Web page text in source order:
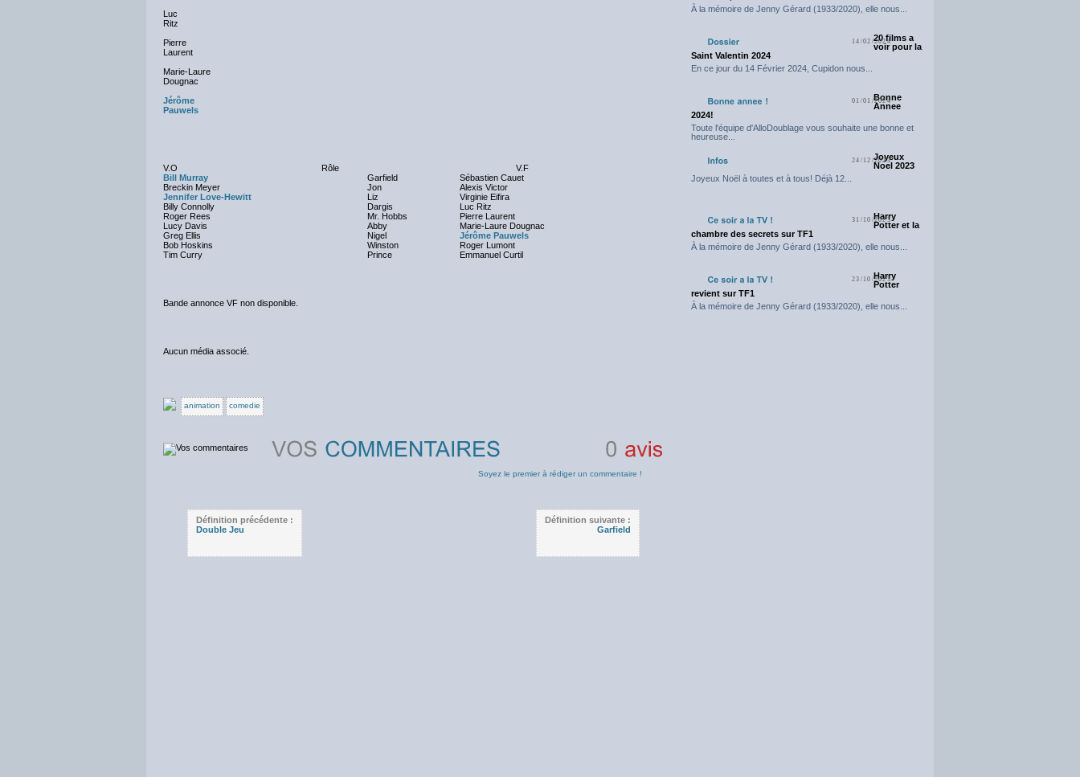
Luc
Ritz
Pierre
Laurent
Marie-Laure
Dougnac
Jérôme
Pauwels
V.O Rôle
V.F
Bill Murray
Garfield
Sébastien Cauet
Breckin Meyer
Jon
Alexis Victor
Jennifer Love-Hewitt
Liz
Virginie Eifira
Billy Connolly
Dargis
Luc Ritz
Roger Rees
Mr. Hobbs
Pierre Laurent
Lucy Davis
Abby
Marie-Laure Dougnac
Greg Ellis
Nigel
Jérôme Pauwels
Bob Hoskins
Winston
Roger Lumont
Tim Curry
Prince Emmanuel Curtil
Bande annonce VF non disponible.
Aucun média associé.
animation comedie
Soyez le premier à rédiger un commentaire !
Définition précédente :
Double Jeu
Définition suivante :
Garfield
À la mémoire de Jenny Gérard (1933/2020), elle nous...
14/02/202420 films a
voir pour la
Saint Valentin 2024
En ce jour du 14 Février 2024, Cupidon nous...
01/01/2024
Bonne
Annee
2024!
Toute l'équipe d'AlloDoublage vous souhaite une bonne et
heureuse...
24/12/2023
Joyeux
Noel 2023
Joyeux Noël à toutes et à tous! Déjà 12...
31/10/2023
Harry
Potter et la
chambre des secrets sur TF1
À la mémoire de Jenny Gérard (1933/2020), elle nous...
23/10/2023
Harry
Potter
revient sur TF1
À la mémoire de Jenny Gérard (1933/2020), elle nous...